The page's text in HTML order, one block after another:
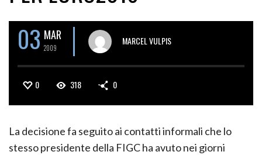
03 MAR
2009
MARCEL VULPIS
0 318 0
La decisione fa seguito ai contatti informali che lo
stesso presidente della FIGC ha avuto nei giorni